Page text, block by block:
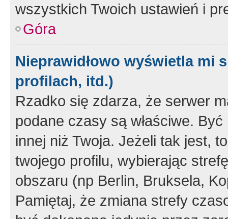
wszystkich Twoich ustawień i
Góra
Nieprawidłowo wyświetla mi
profilach, itd.)
Rzadko się zdarza, że serwer
podane czasy są właściwe.
innej niż Twoja. Jeżeli tak jest,
twojego profilu, wybierając
obszaru (np Berlin, Bruksela,
Pamiętaj, że zmiana strefy